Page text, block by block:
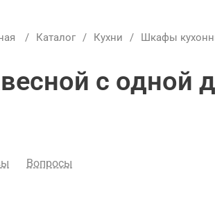
/ Каталог / Кухни / Шкафы
c одной
Вопросы